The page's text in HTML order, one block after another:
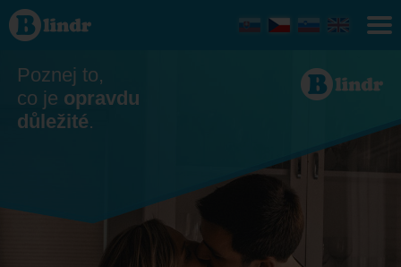
Seznamka
- Ona
hledá
krajPoznej to,
co je opravdu
důležité.